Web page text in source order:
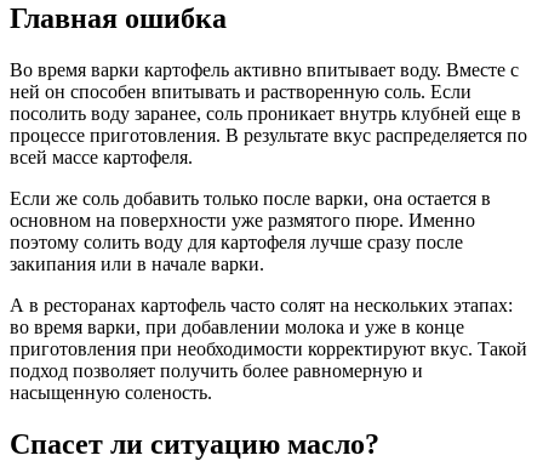
Главная ошибка
Во время варки картофель активно впитывает воду. Вместе с
ней он способен впитывать и растворенную соль. Если
посолить воду заранее, соль проникает внутрь клубней еще в
процессе приготовления. В результате вкус распределяется по
всей массе картофеля.
Если же соль добавить только после варки, она остается в
основном на поверхности уже размятого пюре. Именно
поэтому солить воду для картофеля лучше сразу после
закипания или в начале варки.
А в ресторанах картофель часто солят на нескольких этапах:
во время варки, при добавлении молока и уже в конце
приготовления при необходимости корректируют вкус. Такой
подход позволяет получить более равномерную и
насыщенную соленость.
Спасет ли ситуацию масло?